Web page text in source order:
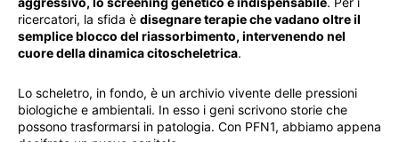
ricercatori, la sfida è disegnare terapie che vadano oltre il
semplice blocco del riassorbimento, intervenendo nel
cuore della dinamica citoscheletrica.
Lo scheletro, in fondo, è un archivio vivente delle pressioni
biologiche e ambientali. In esso i geni scrivono storie che
possono trasformarsi in patologia. Con PFN1, abbiamo appena